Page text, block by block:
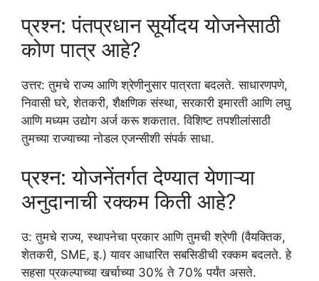
प्रश्न: पंतप्रधान सूर्योदय योजनेसाठी
कोण पात्र आहे?
उत्तर: तुमचे राज्य आणि श्रेणीनुसार पात्रता बदलते. साधारणपणे,
निवासी घरे, शेतकरी, शैक्षणिक संस्था, सरकारी इमारती आणि लघु
आणि मध्यम उद्योग अर्ज करू शकतात. विशिष्ट तपशीलांसाठी
तुमच्या राज्याच्या नोडल एजन्सीशी संपर्क साधा.
प्रश्न: योजनेंतर्गत देण्यात येणाऱ्या
अनुदानाची रक्कम किती आहे?
उ: तुमचे राज्य, स्थापनेचा प्रकार आणि तुमची श्रेणी (वैयक्तिक,
शेतकरी, SME, इ.) यावर आधारित सबसिडीची रक्कम बदलते. हे
सहसा प्रकल्पाच्या खर्चाच्या 30% ते 70% पर्यंत असते.